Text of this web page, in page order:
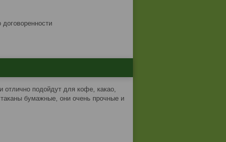
договоренности
отлично подойдут для кофе, какао,
бумажные, они очень прочные и